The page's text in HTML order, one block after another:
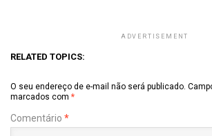
ADVERTISEMENT
RELATED TOPICS:
O seu endereço de e-mail não será publicado.
marcados com *
Comentário *